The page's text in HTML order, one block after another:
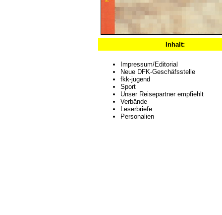
Inhalt:
Impressum/Editorial
Neue DFK-Geschäfsstelle
fkk-jugend
Sport
Unser Reisepartner empfiehlt
Verbände
Leserbriefe
Personalien